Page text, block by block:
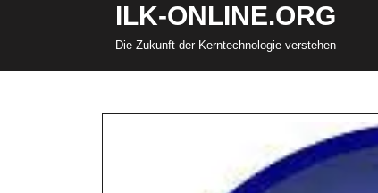
ILK-ONLINE.ORG
Die Zukunft der Kerntechnologie verstehen